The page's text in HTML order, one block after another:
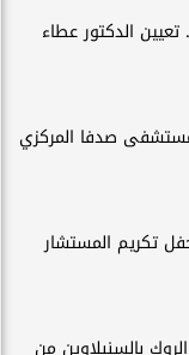
تعيين الدكتور عطاء
صدفا المركزي
تكريم المستشار
بالسنبلاوين من